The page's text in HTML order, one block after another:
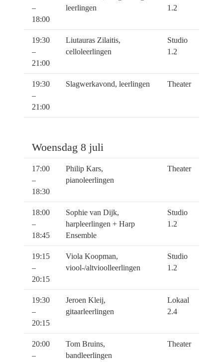
–
18:00
leerlingen
1.2
19:30
–
21:00
Liutauras Zilaitis,
celloleerlingen
Studio
1.2
19:30
–
21:00
Slagwerkavond, leerlingen Theater
Woensdag 8 juli
17:00
–
18:30
Philip Kars,
pianoleerlingen
Theater
18:00
–
18:45
Sophie van Dijk,
harpleerlingen + Harp
Ensemble
Studio
1.2
19:15
–
20:15
Viola Koopman,
viool-/altvioolleerlingen
Studio
1.2
19:30
–
20:15
Jeroen Kleij,
gitaarleerlingen
Lokaal
2.4
20:00
–
Tom Bruins,
bandleerlingen
Theater